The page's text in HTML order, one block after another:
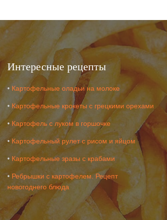
Интересные рецепты
• Картофельные оладьи на молоке
• Картофельные крокеты с грецкими орехами
• Картофель с луком в горшочке
• Картофельный рулет с рисом и яйцом
• Картофельные зразы с крабами
• Ребрышки с картофелем. Рецепт
новогоднего блюда